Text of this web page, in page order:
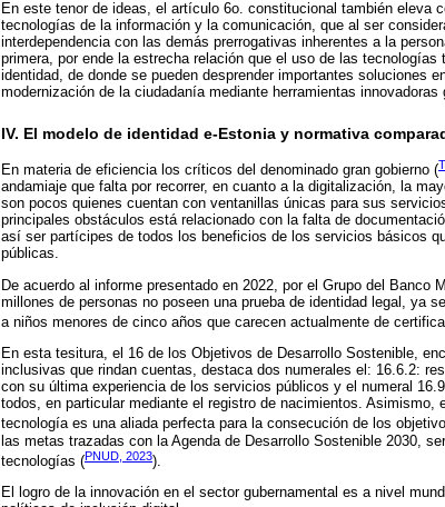
En este tenor de ideas, el artículo 6o. constitucional también eleva
tecnologías de la información y la comunicación, que al ser
interdependencia con las demás prerrogativas inherentes a la
primera, por ende la estrecha relación que el uso de las
identidad, de donde se pueden desprender importantes soluciones
modernización de la ciudadanía mediante herramientas innovadoras
IV. El modelo de identidad e-Estonia y normativa
En materia de eficiencia los críticos del denominado gran gobierno (
andamiaje que falta por recorrer, en cuanto a la digitalización, la
son pocos quienes cuentan con ventanillas únicas para sus
principales obstáculos está relacionado con la falta de
así ser partícipes de todos los beneficios de los servicios básicos
públicas.
De acuerdo al informe presentado en 2022, por el Grupo del Banco
millones de personas no poseen una prueba de identidad legal, ya
a niños menores de cinco años que carecen actualmente de
En esta tesitura, el 16 de los Objetivos de Desarrollo Sostenible,
inclusivas que rindan cuentas, destaca dos numerales el: 16.6.2:
con su última experiencia de los servicios públicos y el numeral
todos, en particular mediante el registro de nacimientos. Asimismo,
tecnología es una aliada perfecta para la consecución de los
las metas trazadas con la Agenda de Desarrollo Sostenible 2030,
tecnologías (PNUD, 2023).
El logro de la innovación en el sector gubernamental es a nivel